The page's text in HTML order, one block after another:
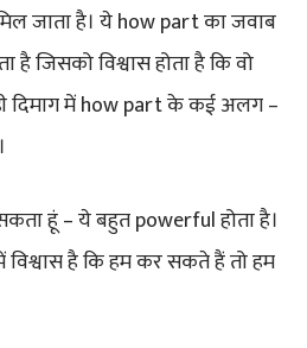
जाता है। ये how part का जवाब
जिसको विश्वास होता है कि वो
दिमाग में how part के कई अलग –
हूं – ये बहुत powerful होता है।
है कि हम कर सकते हैं तो हम